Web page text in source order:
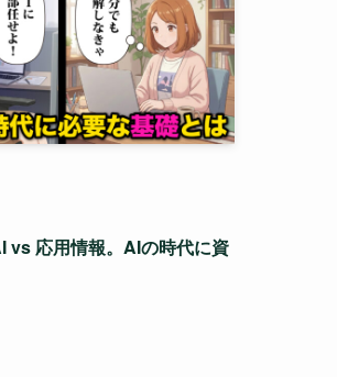
vs 応用情報。AIの時代に資